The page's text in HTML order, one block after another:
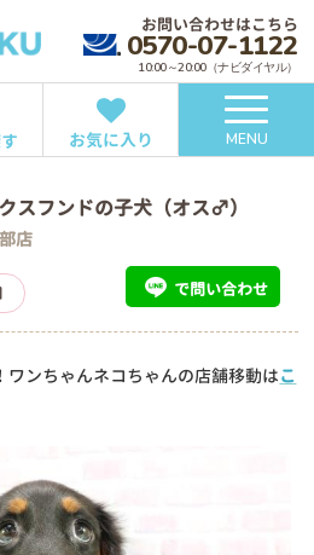
お問い合わせはこちら
0570-07-1122
10:00～20:00（ナビダイヤル）
お気に入り MENU
スフンドの子犬（オス♂）
店
で問い合わせ
ワンちゃんネコちゃんの店舗移動はこ